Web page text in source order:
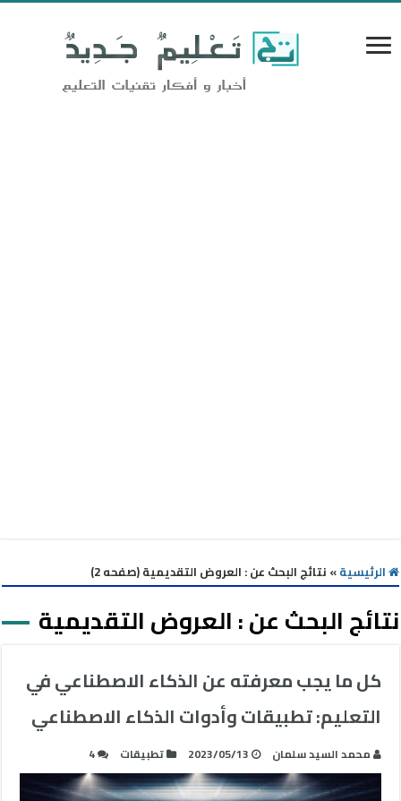
الرئيسية» نتائج البحث عن : العروض التقديمية (صفحه 2)
نتائج البحث عن :العروض التقديمية
كل ما يجب معرفته عن الذكاء الاصطناعي في
التعليم: تطبيقات وأدوات الذكاء الاصطناعي
محمد السيد سلمان 2023/05/13 تطبيقات 4